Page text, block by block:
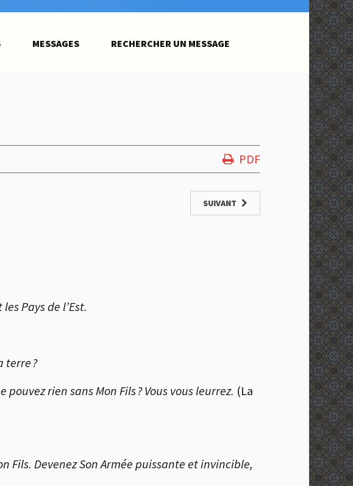
MESSAGES RECHERCHER UN MESSAGE
PDF
SUIVANT
Pays de l’Est.
terre ?
rien sans Mon Fils ? Vous vous leurrez. (La
Fils. Devenez Son Armée puissante et invincible,